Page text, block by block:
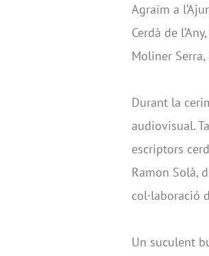
Agraïm a
Cerdà de
Moliner
Durant la
audiovisual.
escriptors
Ramon Solà,
col·laboració
Un suculent